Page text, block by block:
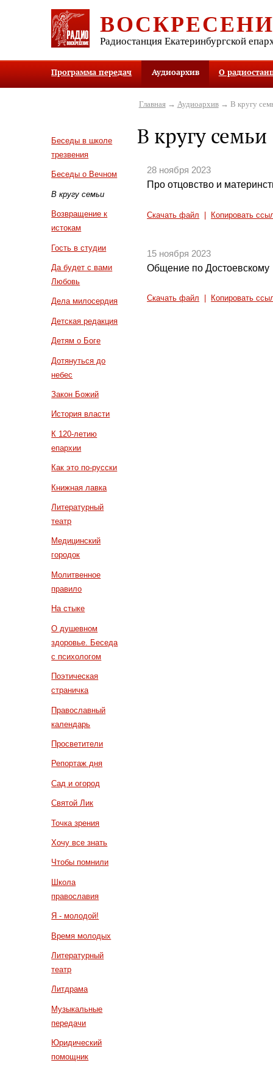
Радиостанция Екатеринбургской
Программа передач Аудиоархив О
Беседы в школе
трезвения
Беседы о Вечном
В кругу семьи
Возвращение к
истокам
Гость в студии
Да будет с вами
Любовь
Дела милосердия
Детская редакция
Детям о Боге
Дотянуться до
небес
Закон Божий
История власти
К 120-летию
епархии
Как это по-русски
Книжная лавка
Литературный
театр
Медицинский
городок
Молитвенное
правило
На стыке
О душевном
здоровье. Беседа
с психологом
Поэтическая
страничка
Православный
календарь
Просветители
Репортаж дня
Сад и огород
Святой Лик
Точка зрения
Хочу все знать
Чтобы помнили
Школа
православия
Я - молодой!
Время молодых
Литературный
театр
Литдрама
Музыкальные
передачи
Юридический
помощник
Главная→ Аудиоархив→ В кругу
В кругу семьи
28 ноября 2023
Про отцовство и
Скачать файл Копировать
15 ноября 2023
Общение по Достоевскому
Скачать файл Копировать